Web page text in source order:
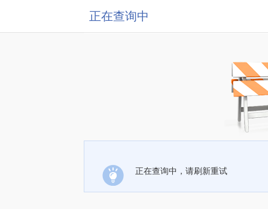
正在查询中
正在查询中，请刷新重试